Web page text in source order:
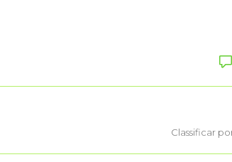
Classificar